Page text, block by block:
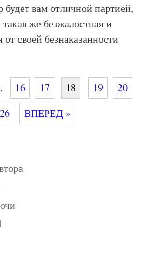
вам отличной партией,
же безжалостная и
своей безнаказанности
16 17 18 19
20
26 ВПЕРЕД »